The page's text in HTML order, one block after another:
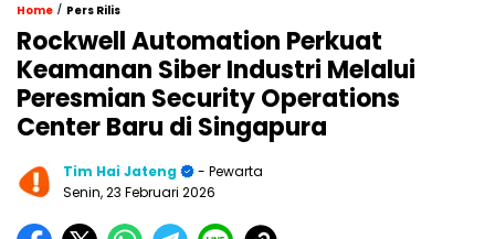
Home / Pers Rilis
Rockwell Automation Perkuat
Keamanan Siber Industri Melalui
Peresmian Security Operations
Center Baru di Singapura
Tim Hai Jateng
- Pewarta
Senin, 23 Februari 2026